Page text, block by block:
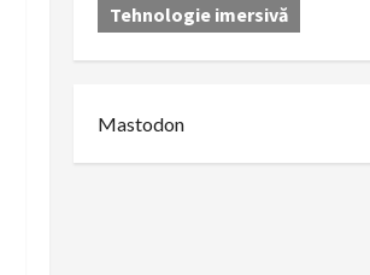
Tehnologie imersivă
Mastodon